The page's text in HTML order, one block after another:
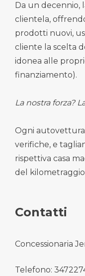
Da un decennio,
clientela,
prodotti nuovi,
cliente la scelta
idonea alle
finanziamento).
La nostra forza?
Ogni
verifiche, e
rispettiva casa
del
Contatti
Concessionaria
Telefono: